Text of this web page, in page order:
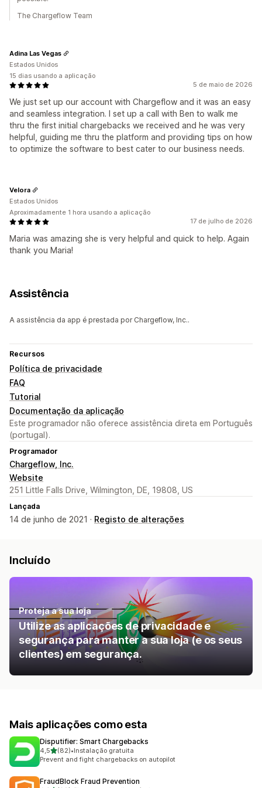
The Chargeflow Team
5 de maio de 2026
We just set up our account with Chargeflow and it was an easy
and seamless integration. I set up a call with Ben to walk me
thru the first initial chargebacks we received and he was very
helpful, guiding me thru the platform and providing tips on how
to optimize the software to best cater to our business needs.
Adina Las Vegas
Estados Unidos
15 dias usando a aplicação
17 de julho de 2026
Maria was amazing she is very helpful and quick to help. Again
thank you Maria!
Velora
Estados Unidos
Aproximadamente 1 hora usando a aplicação
Assistência
A assistência da app é prestada por Chargeflow, Inc..
Recursos
Política de privacidade
FAQ
Tutorial
Documentação da aplicação
Este programador não oferece assistência direta em Português
(portugal).
Programador
Chargeflow, Inc.
Website
251 Little Falls Drive, Wilmington, DE, 19808, US
Lançada
14 de junho de 2021 · Registo de alterações
Incluído
Proteja a sua loja
Utilize as aplicações de privacidade e
segurança para manter a sua loja (e os seus
clientes) em segurança.
Mais aplicações como esta
Disputifier: Smart Chargebacks
4,5de 5 estrelas
(82)
82 total de avaliações
•Instalação gratuita
Prevent and fight chargebacks on autopilot
FraudBlock Fraud Prevention